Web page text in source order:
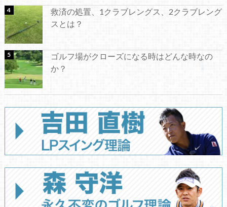
救済の処置、1クラブレングス、2クラブレング
スとは？
ゴルフ場がクローズになる時はどんな時なの
か？